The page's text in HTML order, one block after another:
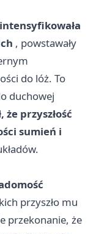
intensyfikowała
, powstawały
do lóż. To
duchowej
że przyszłość
sumień i
przyszło mu
przekonanie, że